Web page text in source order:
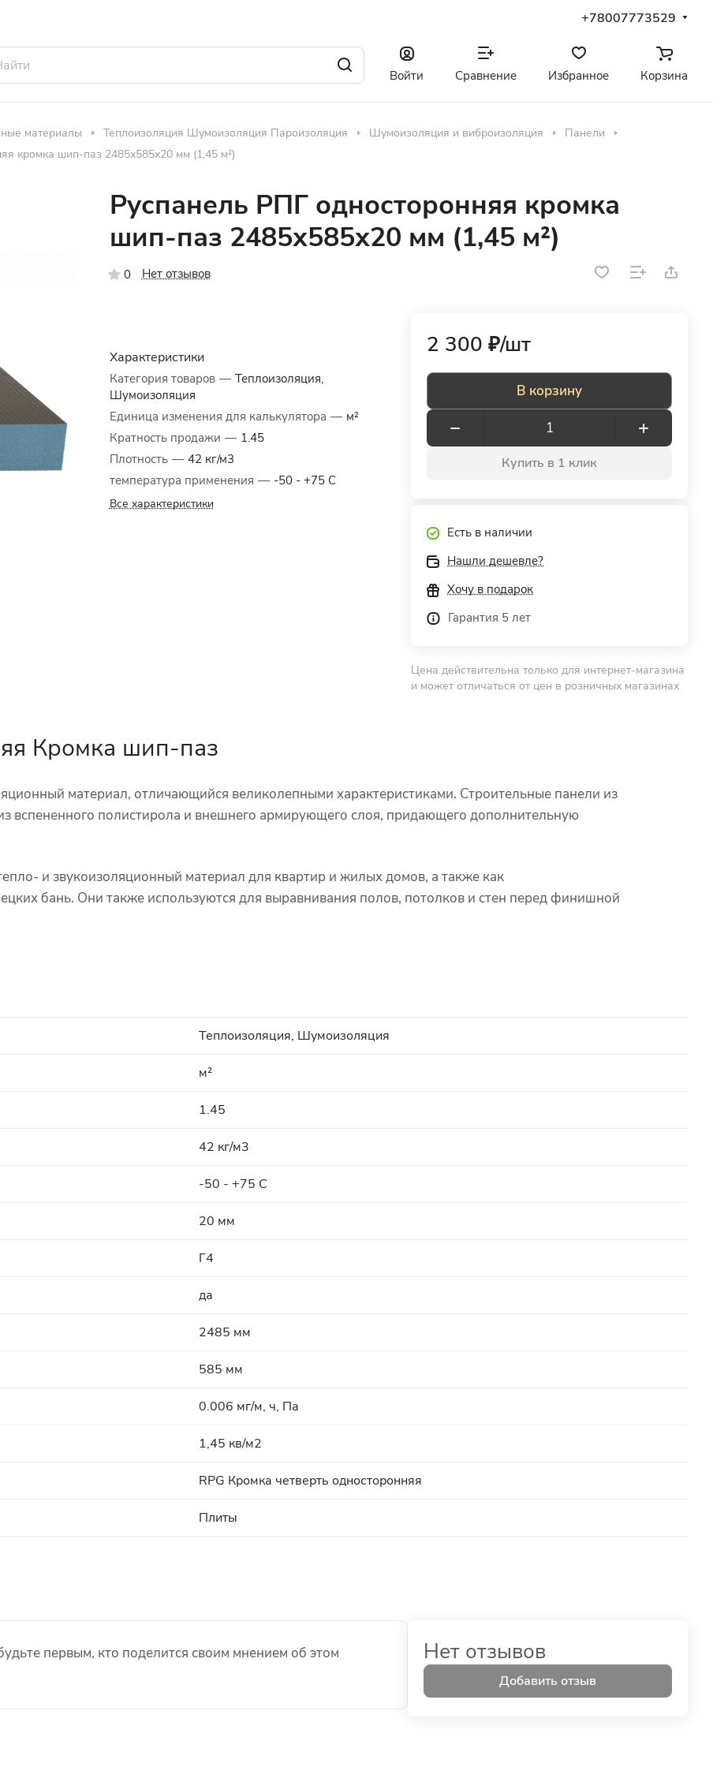
+78007773529
Войти Сравнение Избранное Корзина
материалы Теплоизоляция Шумоизоляция Пароизоляция Шумоизоляция и виброизоляция
Панели
кромка шип-паз 2485х585х20 мм (1,45 м²)
Руспанель РПГ односторонняя кромка
шип-паз 2485х585х20 мм (1,45 м²)
0 Нет отзывов
Характеристики
Категория товаров — Теплоизоляция,
Шумоизоляция
Единица изменения для калькулятора — м²
Кратность продажи — 1.45
Плотность — 42 кг/м3
температура применения — -50 - +75 C
Все характеристики
2 300 ₽/шт
В корзину
Купить в 1 клик
Есть в наличии
Нашли дешевле?
Хочу в подарок
Гарантия 5 лет
Цена действительна только для интернет-магазина
и может отличаться от цен в розничных магазинах
Кромка шип-паз
материал, отличающийся великолепными характеристиками. Строительные панели из
вспененного полистирола и внешнего армирующего слоя, придающего дополнительную
и звукоизоляционный материал для квартир и жилых домов, а также как
бань. Они также используются для выравнивания полов, потолков и стен перед финишной
Теплоизоляция, Шумоизоляция
м²
1.45
42 кг/м3
-50 - +75 C
20 мм
Г4
да
2485 мм
585 мм
0.006 мг/м, ч, Па
1,45 кв/м2
RPG Кромка четверть односторонняя
Плиты
первым, кто поделится своим мнением об этом
Нет отзывов
Добавить отзыв